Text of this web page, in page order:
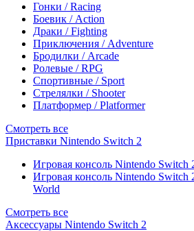
Гонки / Racing
Боевик / Action
Драки / Fighting
Приключения / Adventure
Бродилки / Arcade
Ролевые / RPG
Спортивные / Sport
Стрелялки / Shooter
Платформер / Platformer
Смотреть все
Приставки Nintendo Switch 2
Игровая консоль Nintendo Switch
Игровая консоль Nintendo Switch
World
Смотреть все
Аксессуары Nintendo Switch 2